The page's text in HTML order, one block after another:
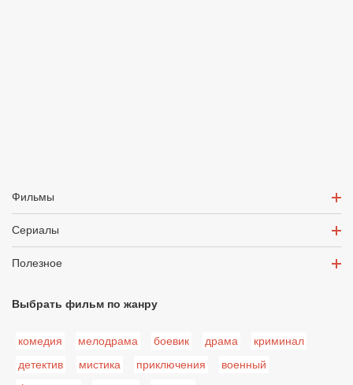
Фильмы
Сериалы
Полезное
Выбрать фильм по жанру
комедия мелодрама боевик драма
криминал
детектив
мистика приключения
военный